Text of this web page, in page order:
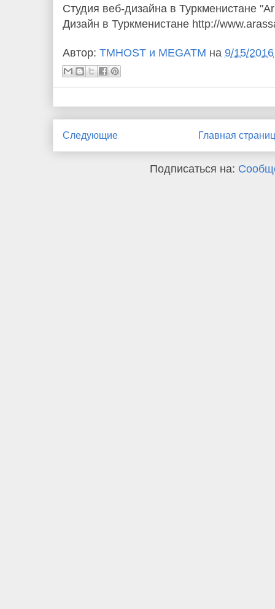
Студия веб-дизайна в Туркменистане
Дизайн в Туркменистане http://
Автор: TMHOST и MEGATM на 9/15/2016
Следующие Главная
Подписаться на: